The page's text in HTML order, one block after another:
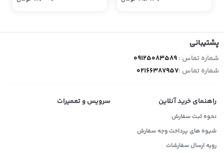
پشتیبانی
شماره تماس :09125083589
شماره تماس :02166387957
راهنمای خرید آنلاین
نحوه ثبت سفارش
شیوه های پرداخت وجه سفارش
رویه ارسال سفارشات
سرویس و تعمیرات